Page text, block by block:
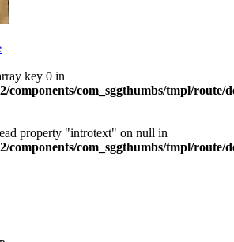
key 0 in
components/com_sggthumbs/tmpl/route/
property "introtext" on null in
components/com_sggthumbs/tmpl/route/